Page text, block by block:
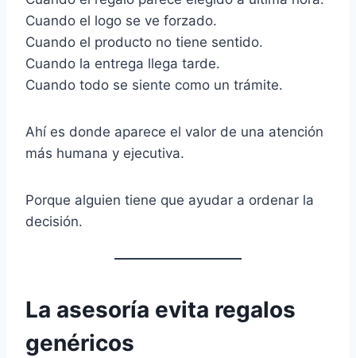
Cuando el logo se ve forzado.
Cuando el producto no tiene sentido.
Cuando la entrega llega tarde.
Cuando todo se siente como un trámite.
Ahí es donde aparece el valor de una atención
más humana y ejecutiva.
Porque alguien tiene que ayudar a ordenar la
decisión.
La asesoría evita regalos
genéricos